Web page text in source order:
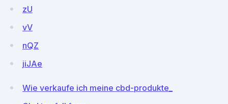
zU
vV
nQZ
jiJAe
Wie verkaufe ich meine cbd-produkte_